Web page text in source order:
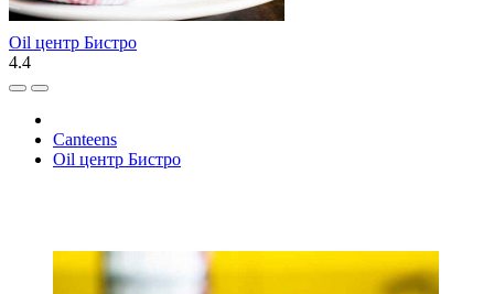
Oil центр Бистро
4.4
Canteens
Oil центр Бистро